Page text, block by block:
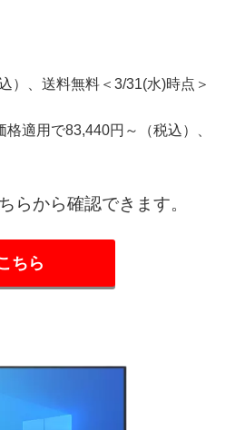
）、送料無料＜3/31(水)時点＞
適用で83,440円～（税込）、
らから確認できます。
ちら